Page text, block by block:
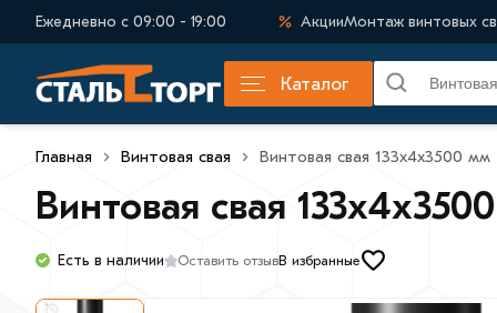
Ежедневно с 09:00 - 19:00 АкцииМонтаж винтовых
Каталог
Главная Винтовая свая Винтовая свая 133х4х3500 мм
Винтовая свая
Есть в наличии Оставить отзывВ избранные